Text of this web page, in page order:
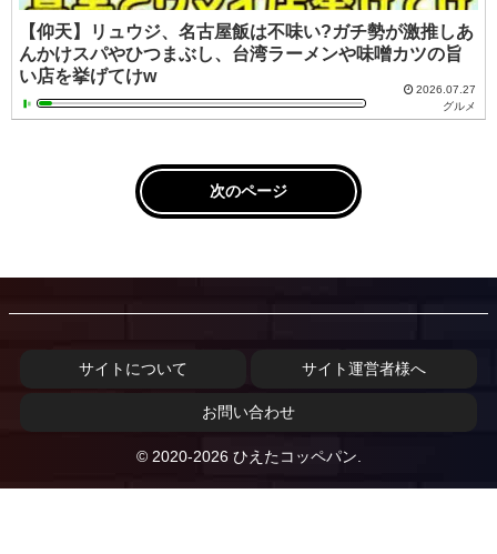
【仰天】リュウジ、名古屋飯は不味い?ガチ勢が激推しあ
んかけスパやひつまぶし、台湾ラーメンや味噌カツの旨
い店を挙げてけw
2026.07.27
グルメ
次のページ
サイトについて サイト運営者様へ
お問い合わせ
© 2020-2026 ひえたコッペパン.